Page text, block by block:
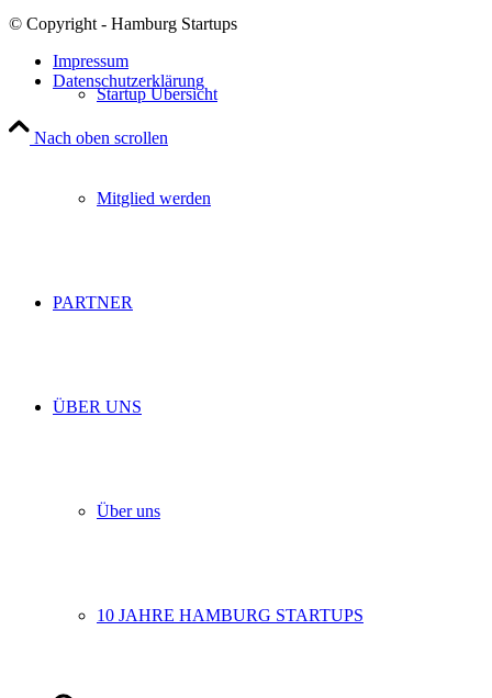
Startup Übersicht
Mitglied werden
PARTNER
ÜBER UNS
Über uns
10 JAHRE HAMBURG STARTUPS
© Copyright - Hamburg Startups
Impressum
Datenschutzerklärung
Nach oben scrollen